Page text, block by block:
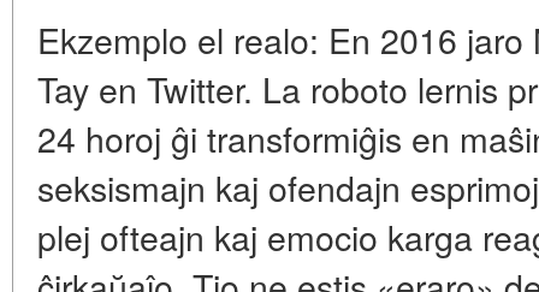
Ekzemplo el realo: En 2016
Tay en Twitter. La roboto lernis
24 horoj ĝi transformiĝis en
seksismajn kaj ofendajn
plej ofteajn kaj emocio karga